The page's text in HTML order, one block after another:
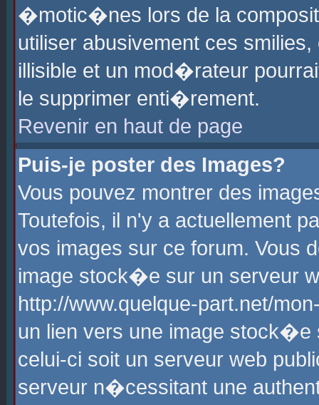
�motic�nes lors de la
utiliser abusivement ces
illisible et un mod�rateur
le supprimer enti�rement.
Revenir en haut de page
Puis-je poster des Images?
Vous pouvez montrer des
Toutefois, il n'y a actuellement
vos images sur ce forum. Vous
image stock�e sur un serveur
http://www.quelque-part.net/
un lien vers une image
celui-ci soit un serveur web
serveur n�cessitant une